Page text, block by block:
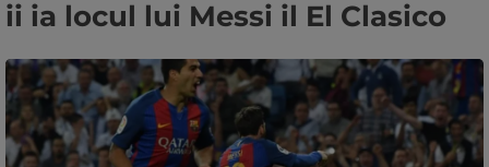
ii ia locul lui Messi il El Clasico